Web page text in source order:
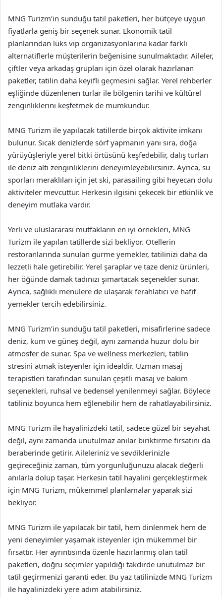
MNG Turizm’in sunduğu tatil paketleri, her bütçeye uygun
fiyatlarla geniş bir seçenek sunar. Ekonomik tatil
planlarından lüks vip organizasyonlarına kadar farklı
alternatiflerle müşterilerin beğenisine sunulmaktadır. Aileler,
çiftler veya arkadaş grupları için özel olarak hazırlanan
paketler, tatilin daha keyifli geçmesini sağlar. Yerel rehberler
eşliğinde düzenlenen turlar ile bölgenin tarihi ve kültürel
zenginliklerini keşfetmek de mümkündür.
MNG Turizm ile yapılacak tatillerde birçok aktivite imkanı
bulunur. Sıcak denizlerde sörf yapmanın yanı sıra, doğa
yürüyüşleriyle yerel bitki örtüsünü keşfedebilir, dalış turları
ile deniz altı zenginliklerini deneyimleyebilirsiniz. Ayrıca, su
sporları meraklıları için jet ski, parasailing gibi heyecan dolu
aktiviteler mevcuttur. Herkesin ilgisini çekecek bir etkinlik ve
deneyim mutlaka vardır.
Yerli ve uluslararası mutfakların en iyi örnekleri, MNG
Turizm ile yapılan tatillerde sizi bekliyor. Otellerin
restoranlarında sunulan gurme yemekler, tatilinizi daha da
lezzetli hale getirebilir. Yerel şaraplar ve taze deniz ürünleri,
her öğünde damak tadınızı şımartacak seçenekler sunar.
Ayrıca, sağlıklı menülere de ulaşarak ferahlatıcı ve hafif
yemekler tercih edebilirsiniz.
MNG Turizm’in sunduğu tatil paketleri, misafirlerine sadece
deniz, kum ve güneş değil, aynı zamanda huzur dolu bir
atmosfer de sunar. Spa ve wellness merkezleri, tatilin
stresini atmak isteyenler için idealdir. Uzman masaj
terapistleri tarafından sunulan çeşitli masaj ve bakım
seçenekleri, ruhsal ve bedensel yenilenmeyi sağlar. Böylece
tatiliniz boyunca hem eğlenebilir hem de rahatlayabilirsiniz.
MNG Turizm ile hayalinizdeki tatil, sadece güzel bir seyahat
değil, aynı zamanda unutulmaz anılar biriktirme fırsatını da
beraberinde getirir. Aileleriniz ve sevdiklerinizle
geçireceğiniz zaman, tüm yorgunluğunuzu alacak değerli
anılarla dolup taşar. Herkesin tatil hayalini gerçekleştirmek
için MNG Turizm, mükemmel planlamalar yaparak sizi
bekliyor.
MNG Turizm ile yapılacak bir tatil, hem dinlenmek hem de
yeni deneyimler yaşamak isteyenler için mükemmel bir
fırsattır. Her ayrıntısında özenle hazırlanmış olan tatil
paketleri, doğru seçimler yapıldığı takdirde unutulmaz bir
tatil geçirmenizi garanti eder. Bu yaz tatilinizde MNG Turizm
ile hayalinizdeki yere adım atabilirsiniz.